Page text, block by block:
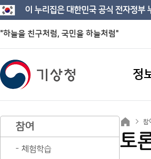
이 누리집은 대한민국 공식 전자정부
"하늘을 친구처럼, 국민을 하늘처럼"
정
참여
체험학습
참
토